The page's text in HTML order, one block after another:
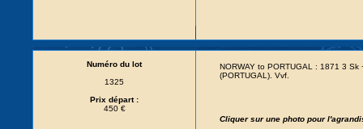
Numéro du lot
1325
Prix départ :
450 €
NORWAY to PORTUGAL : 1871 3
(PORTUGAL). Vvf.
Cliquer sur une photo pour